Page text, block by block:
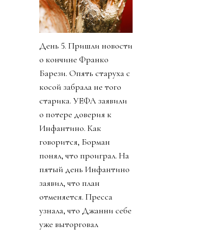
День 5. Пришли новости
о кончине Франко
Барези. Опять старуха с
косой забрала не того
старика. УЕФА заявили
о потере доверия к
Инфантино. Как
говорится, Борман
понял, что проиграл. На
пятый день Инфантино
заявил, что план
отменяется. Пресса
узнала, что Джанни себе
уже выторговал